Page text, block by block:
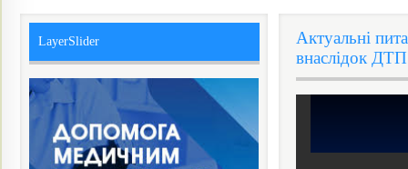
Актуальні
внаслідок ДТП
LayerSlider